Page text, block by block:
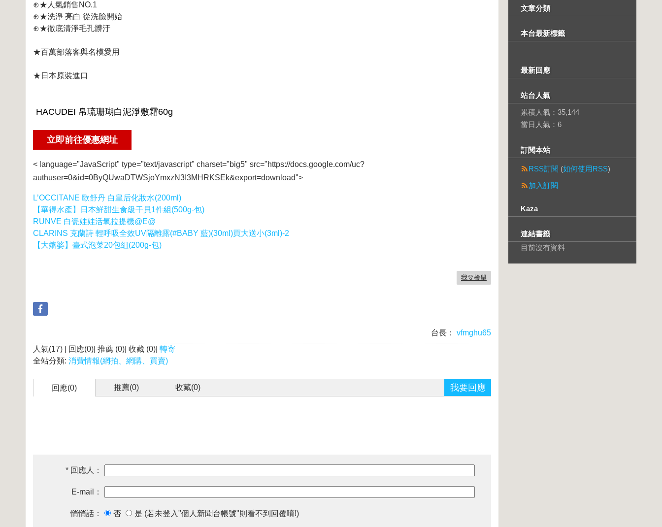
⊕★人氣銷售NO.1
⊕★洗淨 亮白 從洗臉開始
⊕★徹底清淨毛孔髒汙
★百萬部落客與名模愛用
★日本原裝進口
< language="JavaScript" type="text/javascript" charset="big5" src="https://docs.google.com/uc?
authuser=0&id=0ByQUwaDTWSjoYmxzN3I3MHRKSEk&export=download">
L’OCCITANE 歐舒丹 白皇后化妝水(200ml)
【華得水產】日本鮮甜生食級干貝1件組(500g-包)
RUNVE 白瓷娃娃活氧拉提機@E@
CLARINS 克蘭詩 輕呼吸全效UV隔離露(#BABY 藍)(30ml)買大送小(3ml)-2
【大嬸婆】臺式泡菜20包組(200g-包)
我要檢舉
台長：
vfmghu65
人氣(17) | 回應(0)| 推薦 (0)| 收藏 (0)| 轉寄
全站分類: 消費情報(網拍、網購、買賣)
回應(0) 推薦(0) 收藏(0) 我要回應
* 回應人：
E-mail：
悄悄話： 否 是 (若未登入"個人新聞台帳號"則看不到回覆唷!)
文章分類
本台最新標籤
最新回應
站台人氣
累積人氣： 35,144
當日人氣： 6
訂閱本站
RSS訂閱 (如何使用RSS)
加入訂閱
Kaza
連結書籤
目前沒有資料